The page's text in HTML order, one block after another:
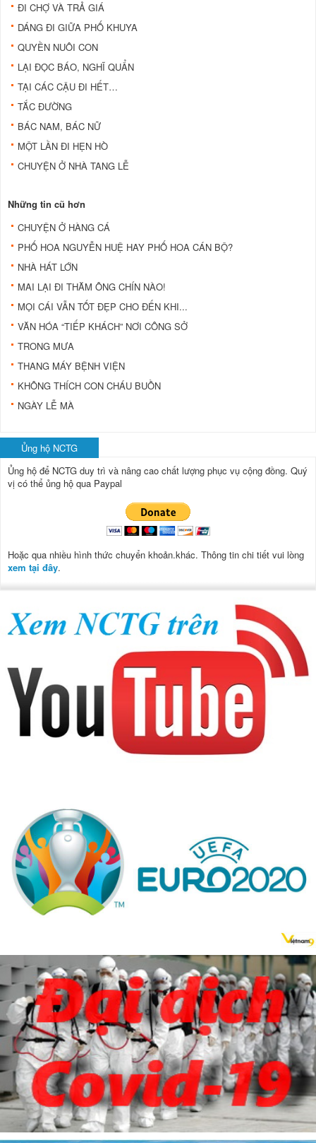
ĐI CHỢ VÀ TRẢ GIÁ
DÁNG ĐI GIỮA PHỐ KHUYA
QUYỀN NUÔI CON
LẠI ĐỌC BÁO, NGHĨ QUẨN
TẠI CÁC CẬU ĐI HẾT…
TẮC ĐƯỜNG
BÁC NAM, BÁC NỮ
MỘT LẦN ĐI HẸN HÒ
CHUYỆN Ở NHÀ TANG LỄ
Những tin cũ hơn
CHUYỆN Ở HÀNG CÁ
PHỐ HOA NGUYỄN HUỆ HAY PHỐ HOA CÁN BỘ?
NHÀ HÁT LỚN
MAI LẠI ĐI THĂM ÔNG CHÍN NÀO!
MỌI CÁI VẪN TỐT ĐẸP CHO ĐẾN KHI...
VĂN HÓA “TIẾP KHÁCH” NƠI CÔNG SỞ
TRONG MƯA
THANG MÁY BỆNH VIỆN
KHÔNG THÍCH CON CHÁU BUỒN
NGÀY LỄ MÀ
Ủng hộ NCTG
Ủng hộ để NCTG duy trì và nâng cao chất lượng phục vụ cộng đồng. Quý
vị có thể ủng hộ qua Paypal
Hoặc qua nhiều hình thức chuyển khoản.khác. Thông tin chi tiết vui lòng
xem tại đây.